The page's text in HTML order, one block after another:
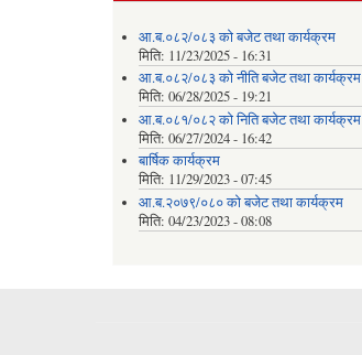
आ.ब.०८२/०८३ को बजेट तथा कार्यक्रम
मिति: 11/23/2025 - 16:31
आ.ब.०८२/०८३ को नीति बजेट तथा कार्यक्रम
मिति: 06/28/2025 - 19:21
आ.ब.०८१/०८२ को निति बजेट तथा कार्यक्रम
मिति: 06/27/2024 - 16:42
बार्षिक कार्यक्रम
मिति: 11/29/2023 - 07:45
आ.ब.२०७९/०८० को बजेट तथा कार्यक्रम
मिति: 04/23/2023 - 08:08